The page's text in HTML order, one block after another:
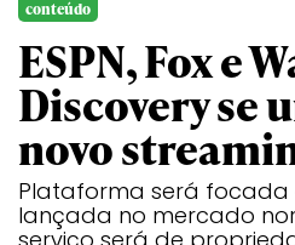
conteúdo
ESPN, Fox e
Discovery se
novo
Plataforma será focada
lançada no mercado